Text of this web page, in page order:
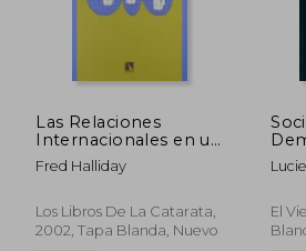
Las Relaciones
Internacionales en un
Mundo en
Transformación
Fred Halliday
Los Libros De La Catarata,
2002, Tapa Blanda, Nuevo
El